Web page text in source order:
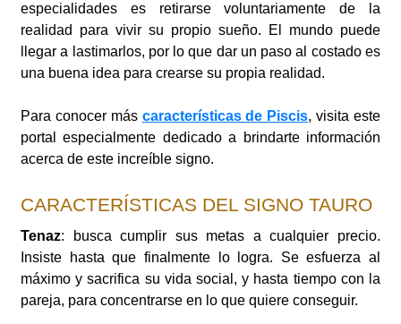
especialidades es retirarse voluntariamente de la
realidad para vivir su propio sueño. El mundo puede
llegar a lastimarlos, por lo que dar un paso al costado es
una buena idea para crearse su propia realidad.
Para conocer más características de Piscis, visita este
portal especialmente dedicado a brindarte información
acerca de este increíble signo.
CARACTERÍSTICAS DEL SIGNO TAURO
Tenaz: busca cumplir sus metas a cualquier precio.
Insiste hasta que finalmente lo logra. Se esfuerza al
máximo y sacrifica su vida social, y hasta tiempo con la
pareja, para concentrarse en lo que quiere conseguir.